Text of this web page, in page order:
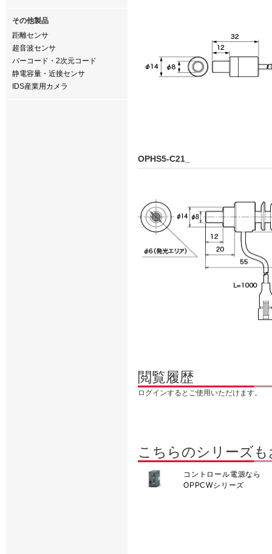
その他製品
距離センサ
超音波センサ
バーコード・2次元コード
静電容量・近接センサ
IDS産業用カメラ
OPHS5-C21_
閲覧履歴
ログインするとご使用いただけます。
こちらのシリーズ
コントロール電源なら
OPPCWシリーズ